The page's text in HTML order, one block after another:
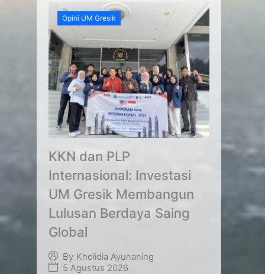
Opini UM Gresik
KKN dan PLP
Internasional: Investasi
UM Gresik Membangun
Lulusan Berdaya Saing
Global
By Kholidia Ayunaning
5 Agustus 2026